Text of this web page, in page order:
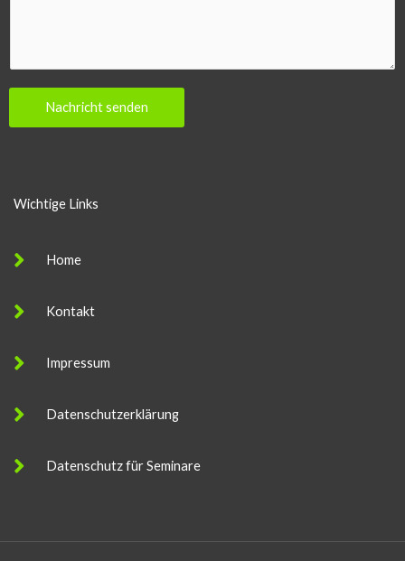
e
n
s
g
Nachricht senden
Wichtige Links
Home
Kontakt
Impressum
Datenschutzerklärung
Datenschutz für Seminare